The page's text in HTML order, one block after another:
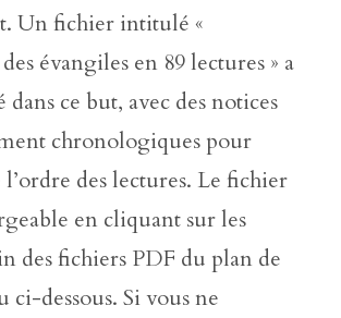
Un fichier intitulé «
évangiles en 89 lectures » a
dans ce but, avec des notices
chronologiques pour
des lectures. Le fichier
en cliquant sur les
des fichiers PDF du plan de
ci-dessous. Si vous ne